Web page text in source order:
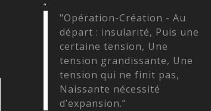
“
"Opération-Création - Au
départ : insularité, Puis une
certaine tension, Une
tension grandissante, Une
tension qui ne finit pas,
Naissante nécessité
d’expansion.”